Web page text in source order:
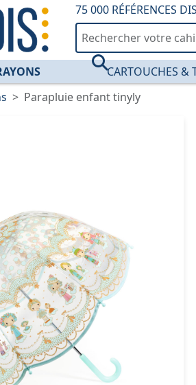
75 000 RÉFÉRENCES
CARTOUCHES &
Parapluie enfant tinyly